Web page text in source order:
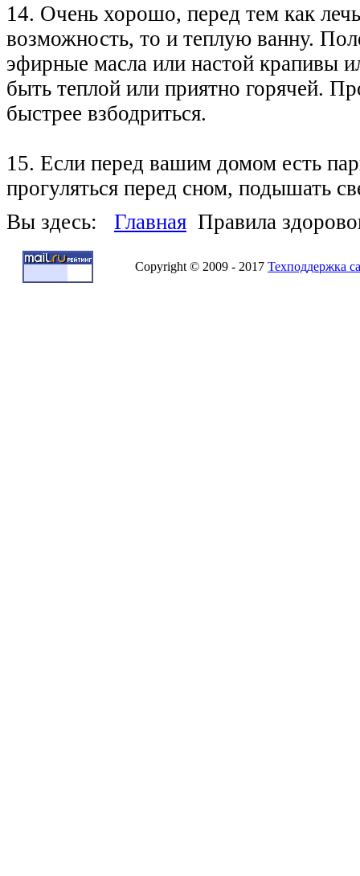
14. Очень хорошо, перед тем как
возможность, то и теплую ванну.
эфирные масла или настой крапивы
быть теплой или приятно горячей.
быстрее взбодриться.
15. Если перед вашим домом есть
прогуляться перед сном, подышать
Вы здесь: Главная Правила
Copyright © 2009 - 2017 Техподдержка